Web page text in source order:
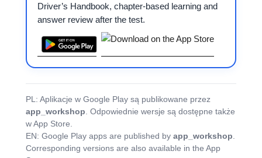
Driver’s Handbook, chapter-based learning and
answer review after the test.
PL: Aplikacje w Google Play są publikowane przez
app_workshop . Odpowiednie wersje są dostępne także
w App Store.
EN: Google Play apps are published by app_workshop
Corresponding versions are also available in the App